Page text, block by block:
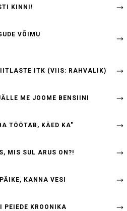
KINNI!
VÕIMU
ITK (VIIS: RAHVALIK)
ME JOOME BENSIINI
TÖÖTAB, KÄED KA"
MIS SUL ARUS ON?!
KANNA VESI
PEIEDE KROONIKA